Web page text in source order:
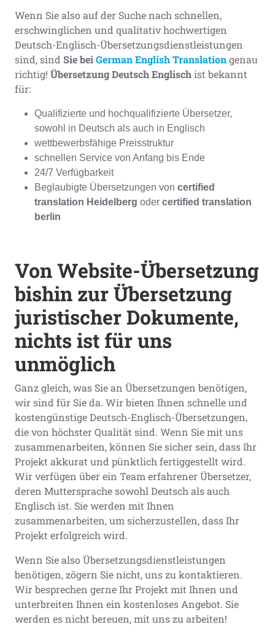
Wenn Sie also auf der Suche nach schnellen,
erschwinglichen und qualitativ hochwertigen
Deutsch-Englisch-Übersetzungsdienstleistungen
sind, sind Sie beiGerman English Translationgenau
richtig! Übersetzung Deutsch Englischist bekannt
für:
Qualifizierte und hochqualifizierte Übersetzer,
sowohl in Deutsch als auch in Englisch
wettbewerbsfähige Preisstruktur
schnellen Service von Anfang bis Ende
24/7 Verfügbarkeit
Beglaubigte Übersetzungen von certified
translation Heidelberg oder certified translation
berlin
Von Website-Übersetzung
bishin zur Übersetzung
juristischer Dokumente,
nichts ist für uns
unmöglich
Ganz gleich, was Sie an Übersetzungen benötigen,
wir sind für Sie da. Wir bieten Ihnen schnelle und
kostengünstige Deutsch-Englisch-Übersetzungen,
die von höchster Qualität sind. Wenn Sie mit uns
zusammenarbeiten, können Sie sicher sein, dass Ihr
Projekt akkurat und pünktlich fertiggestellt wird.
Wir verfügen über ein Team erfahrener Übersetzer,
deren Muttersprache sowohl Deutsch als auch
Englisch ist. Sie werden mit Ihnen
zusammenarbeiten, um sicherzustellen, dass Ihr
Projekt erfolgreich wird.
Wenn Sie also Übersetzungsdienstleistungen
benötigen, zögern Sie nicht, uns zu kontaktieren.
Wir besprechen gerne Ihr Projekt mit Ihnen und
unterbreiten Ihnen ein kostenloses Angebot. Sie
werden es nicht bereuen, mit uns zu arbeiten!